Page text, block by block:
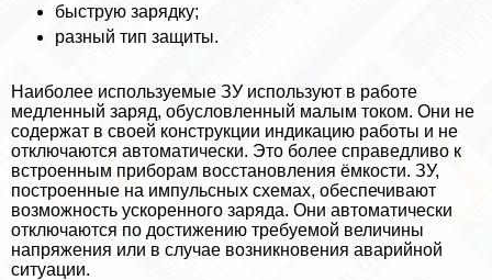
быструю зарядку;
разный тип защиты.
Наиболее используемые ЗУ используют в работе
медленный заряд, обусловленный малым током. Они не
содержат в своей конструкции индикацию работы и не
отключаются автоматически. Это более справедливо к
встроенным приборам восстановления ёмкости. ЗУ,
построенные на импульсных схемах, обеспечивают
возможность ускоренного заряда. Они автоматически
отключаются по достижению требуемой величины
напряжения или в случае возникновения аварийной
ситуации.